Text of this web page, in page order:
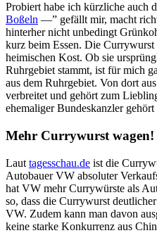
Probiert habe ich kürzliche auch
Boßeln —” gefällt mir, macht
hinterher nicht unbedingt
kurz beim Essen. Die
heimischen Kost. Ob sie
Ruhrgebiet stammt, ist für mich
aus dem Ruhrgebiet. Von dort
verbreitet und gehört zum
ehemaliger Bundeskanzler
Mehr Currywurst wagen!
Laut tagesschau.de ist die
Autobauer VW absoluter
hat VW mehr Currywürste als
so, dass die Currywurst
VW. Zudem kann man davon
keine starke Konkurrenz aus